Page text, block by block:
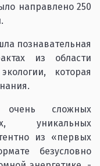
направлено 250
познавательная
из области
которая
сложных
уникальных
из «первых
безусловно